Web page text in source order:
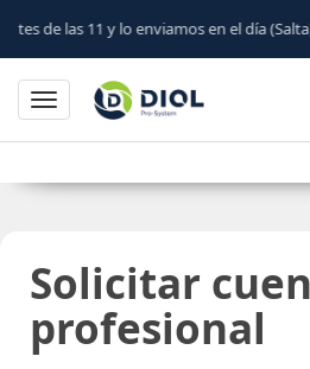
y lo enviamos en el día (Salta)
Toggle navigation
Solicitar
profesional